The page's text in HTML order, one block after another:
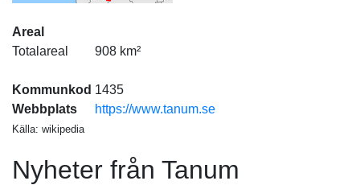
Areal
Totalareal
908 km²
Kommunkod 1435
Webbplats
https://www.tanum.se
Källa: wikipedia
Nyheter från Tanum